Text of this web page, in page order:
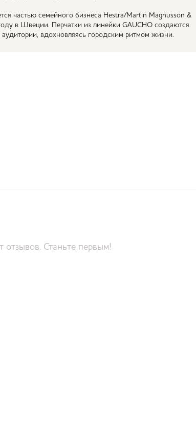
частью семейного бизнеса Hestra/Martin Magnusson &
в Швеции. Перчатки из линейки GAUCHO создаются
вдохновляясь городским ритмом жизни.
отзывов. Станьте первым!